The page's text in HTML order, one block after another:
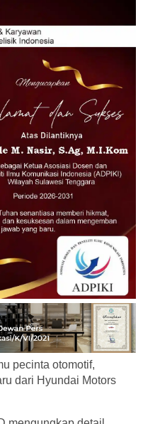
pecinta otomotif,
dari Hyundai Motors